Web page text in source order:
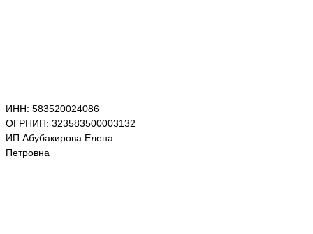
ИНН: 583520024086
ОГРНИП: 323583500003132
ИП Абубакирова Елена
Петровна